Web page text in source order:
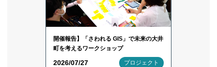
開催報告】「さわれる GIS」で未来の大井
町を考えるワークショップ
2026/07/27 プロジェクト